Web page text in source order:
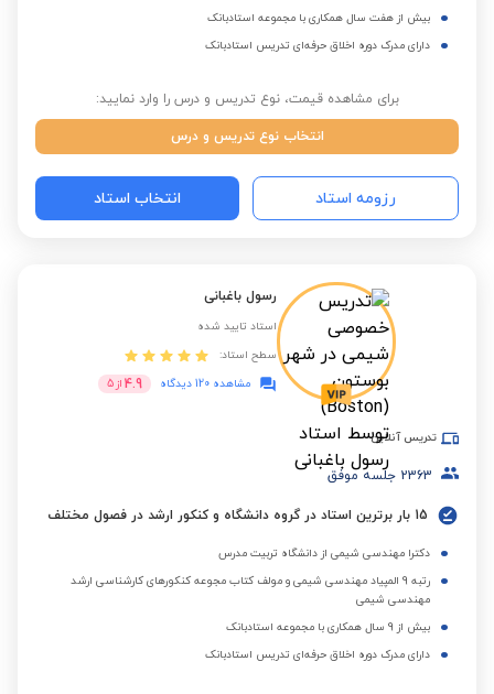
بیش از هفت سال همکاری با مجموعه استادبانک
دارای مدرک دوره اخلاق حرفه‌ای تدریس استادبانک
برای مشاهده قیمت، نوع تدریس و درس را وارد نمایید:
انتخاب نوع تدریس و درس
رزومه استاد انتخاب استاد
رسول باغبانی
استاد تایید شده
سطح استاد:
مشاهده 120 دیدگاه
4.9 از 5
تدریس آنلاین
2363 جلسه موفق
15 بار برترین استاد در گروه دانشگاه و کنکور ارشد در فصول مختلف
دکترا مهندسی شیمی از دانشگاه تربیت مدرس
رتبه 9 المپیاد مهندسی شیمی و مولف کتاب مجوعه کنکورهای کارشناسی ارشد
مهندسی شیمی
بیش از 9 سال همکاری با مجموعه استادبانک
دارای مدرک دوره اخلاق حرفه‌ای تدریس استادبانک